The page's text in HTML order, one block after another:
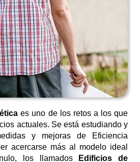
es uno de los retos a los que
actuales. Se está estudiando y
y mejoras de Eficiencia
acercarse más al modelo ideal
los llamados
Edificios de